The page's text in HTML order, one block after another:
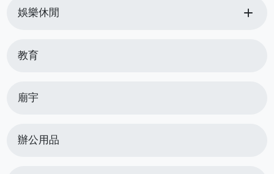
娛樂休閒 add
教育
廟宇
辦公用品